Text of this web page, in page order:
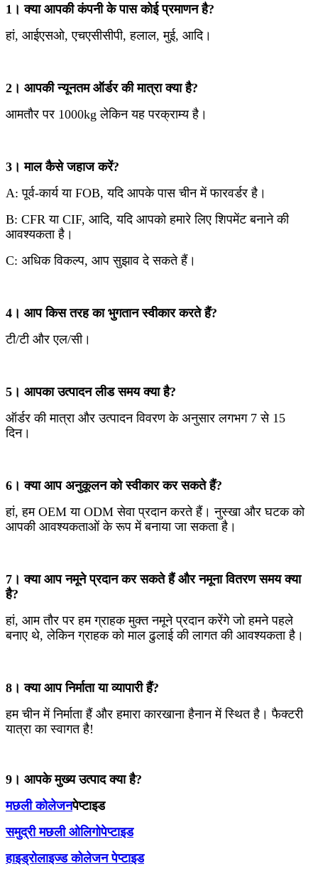
1। क्या आपकी कंपनी के पास कोई प्रमाणन है?
हां, आईएसओ, एचएसीसीपी, हलाल, मुई, आदि।
2। आपकी न्यूनतम ऑर्डर की मात्रा क्या है?
आमतौर पर 1000kg लेकिन यह परक्राम्य है।
3। माल कैसे जहाज करें?
A: पूर्व-कार्य या FOB, यदि आपके पास चीन में फारवर्डर है।
B: CFR या CIF, आदि, यदि आपको हमारे लिए शिपमेंट बनाने की
आवश्यकता है।
C: अधिक विकल्प, आप सुझाव दे सकते हैं।
4। आप किस तरह का भुगतान स्वीकार करते हैं?
टी/टी और एल/सी।
5। आपका उत्पादन लीड समय क्या है?
ऑर्डर की मात्रा और उत्पादन विवरण के अनुसार लगभग 7 से 15
दिन।
6। क्या आप अनुकूलन को स्वीकार कर सकते हैं?
हां, हम OEM या ODM सेवा प्रदान करते हैं। नुस्खा और घटक को
आपकी आवश्यकताओं के रूप में बनाया जा सकता है।
7। क्या आप नमूने प्रदान कर सकते हैं और नमूना वितरण समय क्या
है?
हां, आम तौर पर हम ग्राहक मुक्त नमूने प्रदान करेंगे जो हमने पहले
बनाए थे, लेकिन ग्राहक को माल ढुलाई की लागत की आवश्यकता है।
8। क्या आप निर्माता या व्यापारी हैं?
हम चीन में निर्माता हैं और हमारा कारखाना हैनान में स्थित है। फैक्टरी
यात्रा का स्वागत है!
9। आपके मुख्य उत्पाद क्या है?
मछली कोलेजनपेप्टाइड
समुद्री मछली ओलिगोपेप्टाइड
हाइड्रोलाइज्ड कोलेजन पेप्टाइड